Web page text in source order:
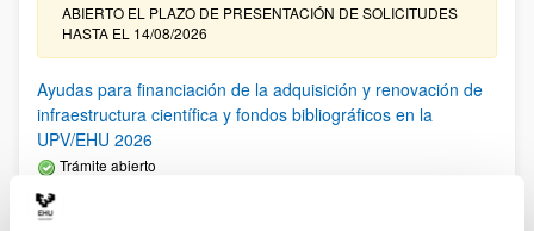
ABIERTO EL PLAZO DE PRESENTACIÓN DE SOLICITUDES
HASTA EL 14/08/2026
Ayudas para financiación de la adquisición y renovación de
infraestructura científica y fondos bibliográficos en la
UPV/EHU 2026
Trámite abierto